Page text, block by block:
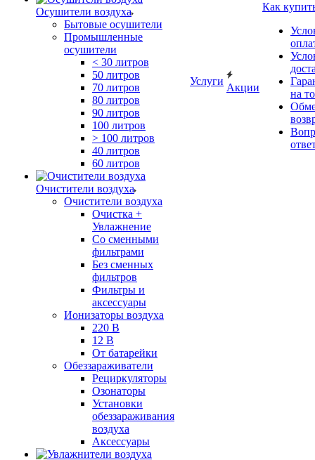
Осушители воздуха
Бытовые осушители
Промышленные
осушители
< 30 литров
50 литров
70 литров
80 литров
90 литров
100 литров
> 100 литров
40 литров
60 литров
Очистители воздуха
Очистители воздуха
Очистка +
Увлажнение
Cо сменными
фильтрами
Без сменных
фильтров
Фильтры и
аксессуары
Ионизаторы воздуха
220 В
12 В
От батарейки
Обеззараживатели
Рециркуляторы
Озонаторы
Установки
обеззараживания
воздуха
Аксессуары
Услуги
Акции
Как
на